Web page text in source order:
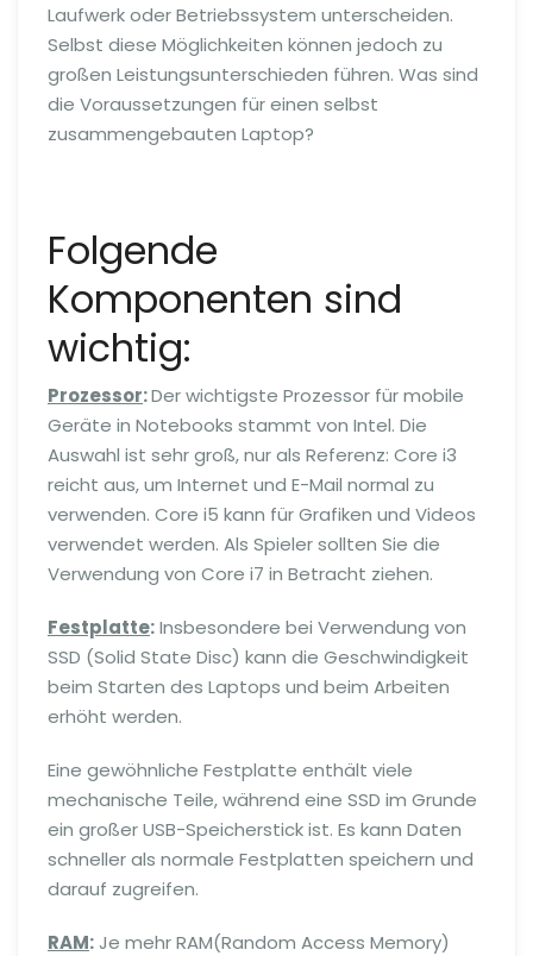
Laufwerk oder Betriebssystem unterscheiden.
Selbst diese Möglichkeiten können jedoch zu
großen Leistungsunterschieden führen. Was sind
die Voraussetzungen für einen selbst
zusammengebauten Laptop?
Folgende
Komponenten sind
wichtig:
Prozessor:Der wichtigste Prozessor für mobile
Geräte in Notebooks stammt von Intel. Die
Auswahl ist sehr groß, nur als Referenz: Core i3
reicht aus, um Internet und E-Mail normal zu
verwenden. Core i5 kann für Grafiken und Videos
verwendet werden. Als Spieler sollten Sie die
Verwendung von Core i7 in Betracht ziehen.
Festplatte:Insbesondere bei Verwendung von
SSD (Solid State Disc) kann die Geschwindigkeit
beim Starten des Laptops und beim Arbeiten
erhöht werden.
Eine gewöhnliche Festplatte enthält viele
mechanische Teile, während eine SSD im Grunde
ein großer USB-Speicherstick ist. Es kann Daten
schneller als normale Festplatten speichern und
darauf zugreifen.
RAM:Je mehr RAM(Random Access Memory)